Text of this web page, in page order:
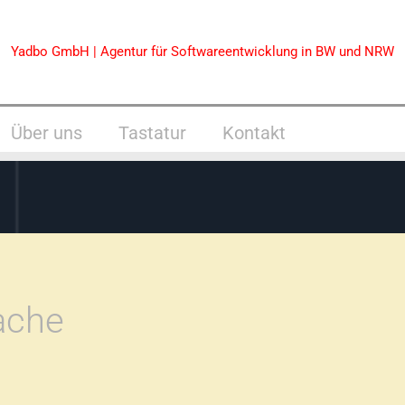
Yadbo GmbH | Agentur für Softwareentwicklung in BW und NRW
Über uns Tastatur Kontakt